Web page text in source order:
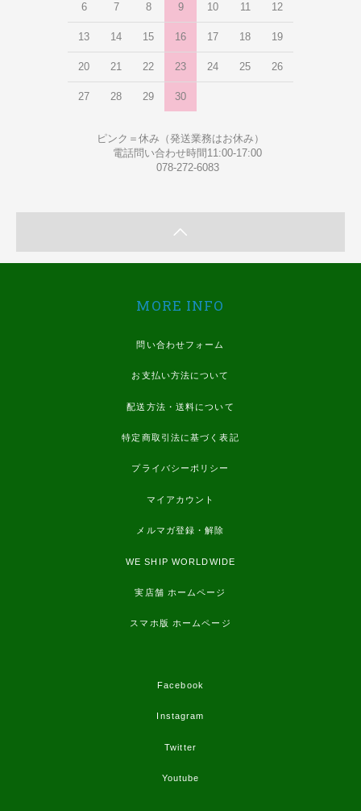
6 7 8 9 10 11 12
13 14 15 16 17 18 19
20 21 22 23 24 25 26
27 28 29 30
ピンク＝休み（発送業務はお休み）
電話問い合わせ時間11:00-17:00
078-272-6083
MORE INFO
問い合わせフォーム
お支払い方法について
配送方法・送料について
特定商取引法に基づく表記
プライバシーポリシー
マイアカウント
メルマガ登録・解除
WE SHIP WORLDWIDE
実店舗 ホームページ
スマホ版 ホームページ
Facebook
Instagram
Twitter
Youtube